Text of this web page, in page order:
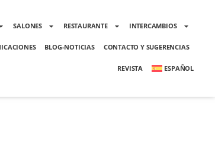
SALONES RESTAURANTE INTERCAMBIOS
BLOG-NOTICIAS CONTACTO Y SUGERENCIAS
REVISTA ESPAÑOL